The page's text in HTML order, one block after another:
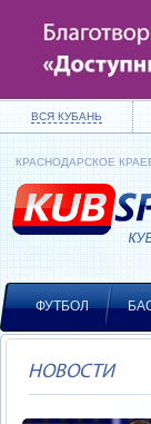
ВСЯ КУБАНЬ
КРАСНОДАРСКОЕ
ФУТБОЛ
НОВОСТИ